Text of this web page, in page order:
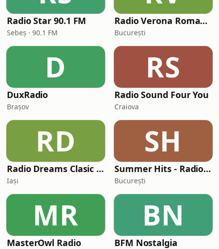
Radio Star 90.1 FM
Sebeș · 90.1 FM
Radio Verona Romania
București
D
DuxRadio
Brașov
RS
Radio Sound Four You
Craiova
RD
Radio Dreams Clasic 90's Hits
Iași
SH
Summer Hits - Radio Clasic
București
MR
MasterOwl Radio
BN
BFM Nostalgia